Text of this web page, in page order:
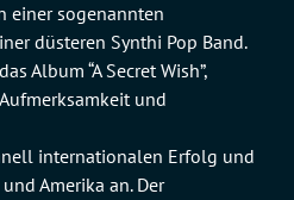
einer sogenannten
düsteren Synthi Pop Band.
Album “A Secret Wish”,
und
internationalen Erfolg und
Amerika an. Der